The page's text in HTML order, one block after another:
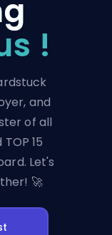
!
and
of all
15
Let's
🚀